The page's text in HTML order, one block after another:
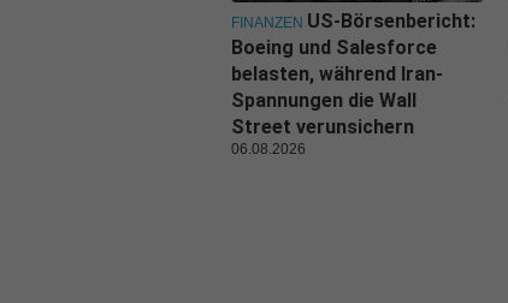
FINANZEN US-Börsenbericht:
Boeing und Salesforce
belasten, während Iran-
Spannungen die Wall
Street verunsichern
06.08.2026